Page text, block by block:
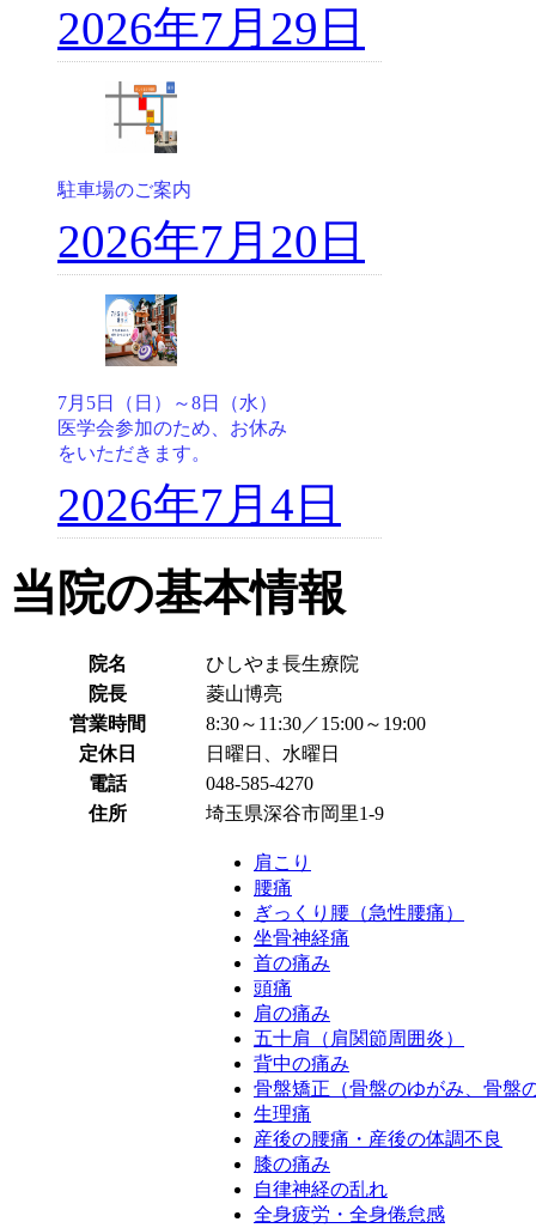
2026年7月29日
駐車場のご案内
2026年7月20日
7月5日（日）～8日（水）
医学会参加のため、お休み
をいただきます。
2026年7月4日
当院の基本情報
院名
ひしやま長生療院
院長
菱山博亮
営業時間
8:30～11:30／15:00～19:00
定休日
日曜日、水曜日
電話
048-585-4270
住所
埼玉県深谷市岡里1-9
肩こり
腰痛
ぎっくり腰（急性腰痛）
坐骨神経痛
首の痛み
頭痛
肩の痛み
五十肩（肩関節周囲炎）
背中の痛み
骨盤矯正（骨盤のゆがみ、骨盤
生理痛
産後の腰痛・産後の体調不良
膝の痛み
自律神経の乱れ
全身疲労・全身倦怠感